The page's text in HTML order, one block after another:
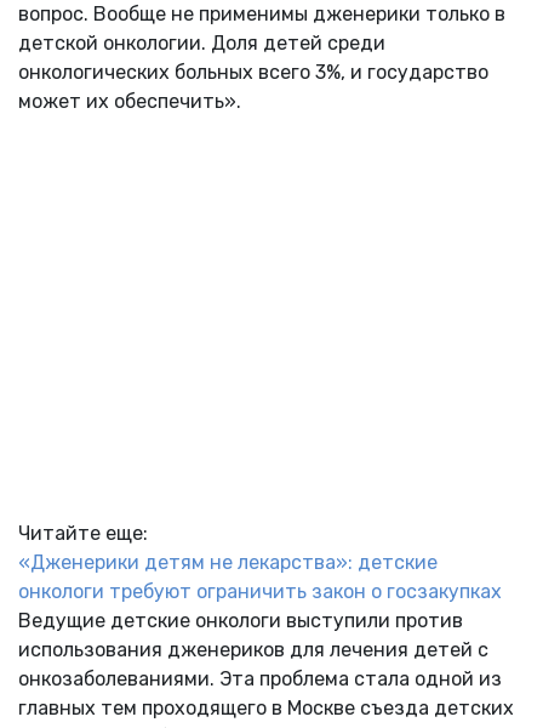
вопрос. Вообще не применимы дженерики только в
детской онкологии. Доля детей среди
онкологических больных всего 3%, и государство
может их обеспечить».
Читайте еще:
«Дженерики детям не лекарства»: детские
онкологи требуют ограничить закон о госзакупках
Ведущие детские онкологи выступили против
использования дженериков для лечения детей с
онкозаболеваниями. Эта проблема стала одной из
главных тем проходящего в Москве съезда детских